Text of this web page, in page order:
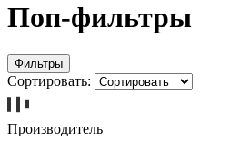
Поп-фильтры
Фильтры
Сортировать:
Производитель